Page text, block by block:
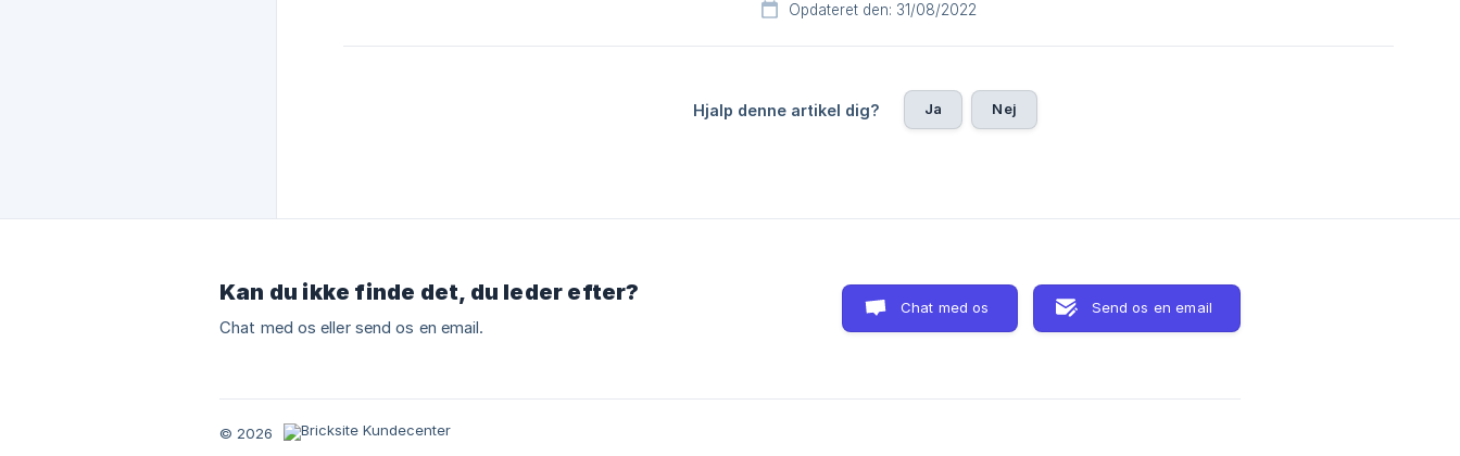
Opdateret den: 31/08/2022
Hjalp denne artikel dig? Ja Nej
Kan du ikke finde det, du leder efter?
Chat med os eller send os en email.
Chat med os Send os en email
© 2026